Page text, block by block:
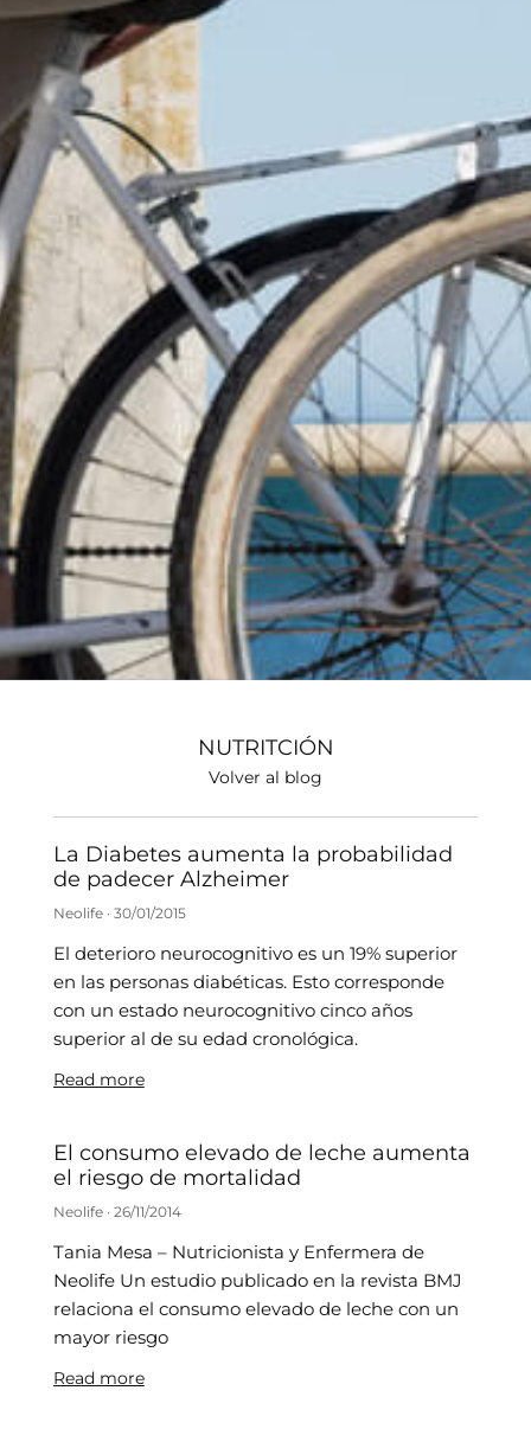
NUTRITCIÓN
Volver al blog
La Diabetes aumenta la probabilidad
de padecer Alzheimer
Neolife 30/01/2015
El deterioro neurocognitivo es un 19% superior
en las personas diabéticas. Esto corresponde
con un estado neurocognitivo cinco años
superior al de su edad cronológica.
Read more
El consumo elevado de leche aumenta
el riesgo de mortalidad
Neolife 26/11/2014
Tania Mesa – Nutricionista y Enfermera de
Neolife Un estudio publicado en la revista BMJ
relaciona el consumo elevado de leche con un
mayor riesgo
Read more